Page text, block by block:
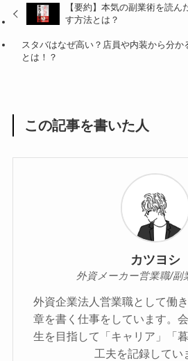
【要約】本気の副業術を読
す方法とは？
スタバはなぜ高い？店員や内装から分か
とは！？
この記事を書いた人
カツヨシ
外資メーカー営業職/副
外資企業法人営業職として働
章を書く仕事をしています。
生を目指して「キャリア」「
工夫を記録してい